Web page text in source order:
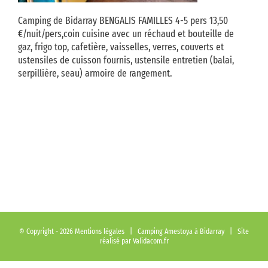
Camping de Bidarray BENGALIS FAMILLES 4-5 pers 13,50
€/nuit/pers,coin cuisine avec un réchaud et bouteille de
gaz, frigo top, cafetière, vaisselles, verres, couverts et
ustensiles de cuisson fournis, ustensile entretien (balai,
serpillière, seau) armoire de rangement.
© Copyright - 2026 Mentions légales | Camping Amestoya à Bidarray | Site
réalisé par Validacom.fr